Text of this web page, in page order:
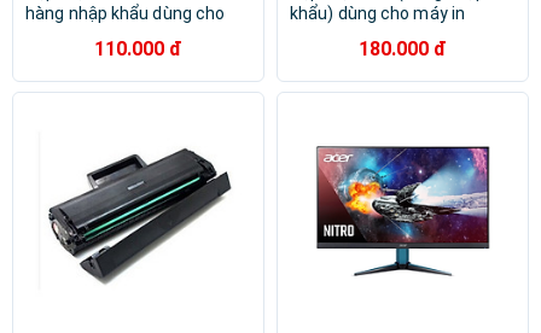
hàng nhập khẩu dùng cho
1000A, 1000W, 1200A,
1200W mới 100% [Fullbox]
110.000 đ
khẩu) dùng cho máy in
214dw, MF426dw, MF424dw,
MF421dw, LBP 215x, MF429x
- Cartridge CRG 052 - 26A
180.000 đ